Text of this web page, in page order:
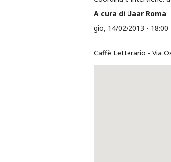
A cura di Uaar Roma
gio, 14/02/2013 - 18:00
Caffè Letterario Via